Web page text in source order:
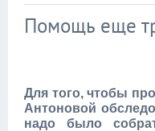
Помощь еще
Для того, чтобы
Антоновой
надо было